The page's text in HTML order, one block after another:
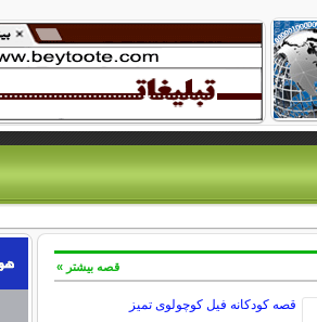
قصه کودکانه فیل کوچولوی تمیز
قصه بیشتر »